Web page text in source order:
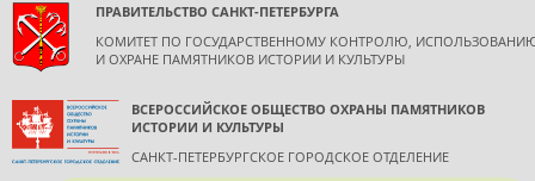
ПРАВИТЕЛЬСТВО САНКТ-ПЕТЕРБУРГА
КОМИТЕТ ПО ГОСУДАРСТВЕННОМУ КОНТРОЛЮ,
И ОХРАНЕ ПАМЯТНИКОВ ИСТОРИИ И КУЛЬТУРЫ
ВСЕРОССИЙСКОЕ ОБЩЕСТВО ОХРАНЫ ПАМЯТНИКОВ
ИСТОРИИ И КУЛЬТУРЫ
САНКТ-ПЕТЕРБУРГСКОЕ ГОРОДСКОЕ ОТДЕЛЕНИЕ